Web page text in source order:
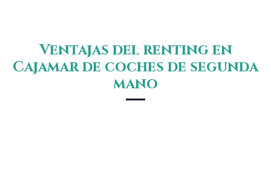
Ventajas del renting en
Cajamar de coches de segunda
mano